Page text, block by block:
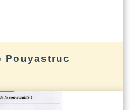
Pouyastruc